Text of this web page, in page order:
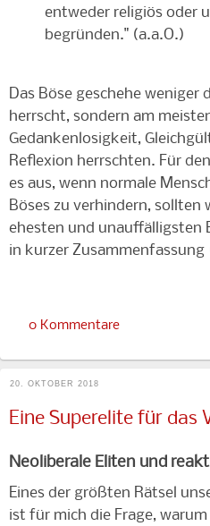
entweder religiös oder
begründen." (a.a.O.)
Das Böse geschehe weniger
herrscht, sondern am
Gedankenlosigkeit,
Reflexion herrschten. Für
es aus, wenn normale
Böses zu verhindern, sollten
ehesten und unauffälligsten
in kurzer Zusammenfassung
0 Kommentare
20. OKTOBER 2018
Eine Superelite für das
Neoliberale Eliten und
Eines der größten Rätsel
ist für mich die Frage,